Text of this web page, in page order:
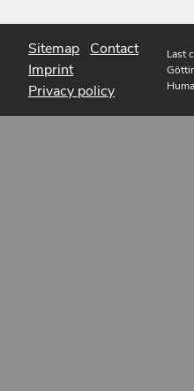
Sitemap Contact
Imprint
Privacy policy
Last